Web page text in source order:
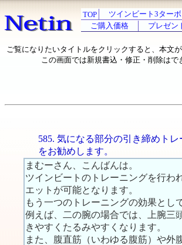
TOP ツインビート3ターボ
ご購入価格
プレゼン
ご覧になりたいタイトルをクリックすると、本文
この画面では新規書込・修正・削除はで
585. 気になる部分の引き締めト
をお勧めします。
まむーさん、こんばんは。
ツインビートのトレーニングを行わ
エットが可能となります。
もう一つのトレーニングの効果とし
例えば、二の腕の場合では、上腕三
きやすくたるみやすくなります。
また、腹直筋（いわゆる腹筋）や外